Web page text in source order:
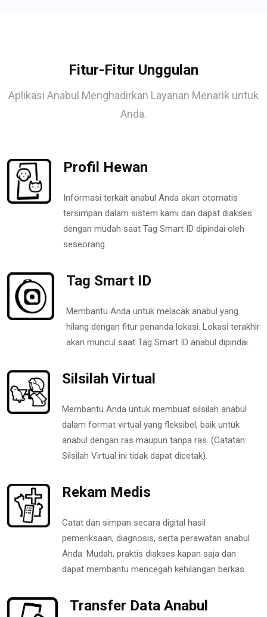
Fitur-Fitur Unggulan
Aplikasi Anabul Menghadirkan Layanan Menarik untuk
Anda.
Profil Hewan
Informasi terkait anabul Anda akan otomatis
tersimpan dalam sistem kami dan dapat diakses
dengan mudah saat Tag Smart ID dipindai oleh
seseorang.
Tag Smart ID
Membantu Anda untuk melacak anabul yang
hilang dengan fitur penanda lokasi. Lokasi terakhir
akan muncul saat Tag Smart ID anabul dipindai.
Silsilah Virtual
Membantu Anda untuk membuat silsilah anabul
dalam format virtual yang fleksibel, baik untuk
anabul dengan ras maupun tanpa ras. (Catatan:
Silsilah Virtual ini tidak dapat dicetak).
Rekam Medis
Catat dan simpan secara digital hasil
pemeriksaan, diagnosis, serta perawatan anabul
Anda. Mudah, praktis diakses kapan saja dan
dapat membantu mencegah kehilangan berkas.
Transfer Data Anabul